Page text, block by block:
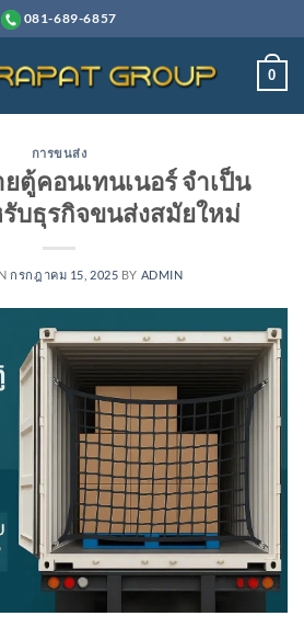
081-689-6857
0
การขนส่ง
ตู้คอนเทนเนอร์ จำเป็น
รับธุรกิจขนส่งสมัยใหม่
กรกฎาคม 15, 2025 BY ADMIN